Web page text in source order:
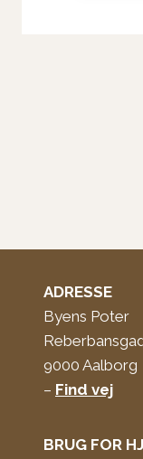
ADRESSE
Byens Poter
9000 Aalborg
– Find vej
BRUG FOR